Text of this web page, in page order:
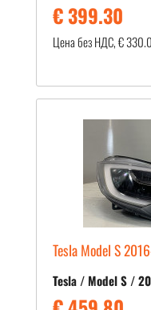
€ 399.30
Цена без НДС, €
Tesla Model S
Tesla / Model S /